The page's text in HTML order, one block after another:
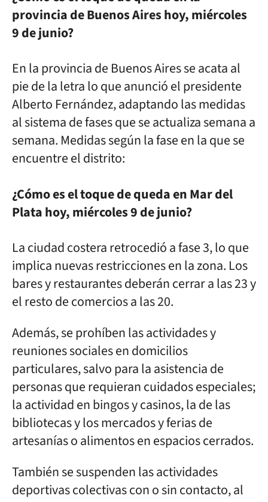
provincia de Buenos Aires hoy, miércoles
9 de junio?
En la provincia de Buenos Aires se acata al
pie de la letra lo que anunció el presidente
Alberto Fernández, adaptando las medidas
al sistema de fases que se actualiza semana a
semana. Medidas según la fase en la que se
encuentre el distrito:
¿Cómo es el toque de queda en Mar del
Plata hoy, miércoles 9 de junio?
La ciudad costera retrocedió a fase 3, lo que
implica nuevas restricciones en la zona. Los
bares y restaurantes deberán cerrar a las 23 y
el resto de comercios a las 20.
Además, se prohíben las actividades y
reuniones sociales en domicilios
particulares, salvo para la asistencia de
personas que requieran cuidados especiales;
la actividad en bingos y casinos, la de las
bibliotecas y los mercados y ferias de
artesanías o alimentos en espacios cerrados.
También se suspenden las actividades
deportivas colectivas con o sin contacto, al